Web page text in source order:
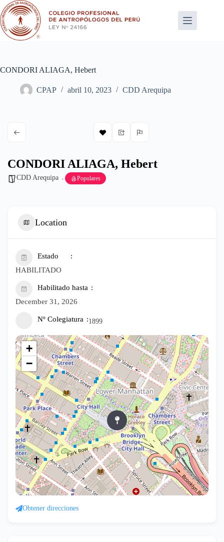
Saltar
al
contenido
CONDORI ALIAGA, Hebert
CPAP abril 10, 2023 CDD Arequipa
CONDORI ALIAGA, Hebert
CDD Arequipa Populares
Location
Estado
HABILITADO
Habilitado hasta
December 31, 2026
Nº Colegiatura 1899
+
−
Obtener direcciones